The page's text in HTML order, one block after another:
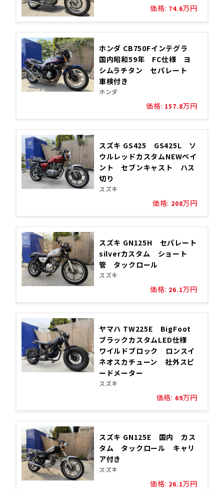
価格: 74.6万円
ホンダ CB750Fインテグラ
国内昭和59年 FC仕様 ヨ
シムラチタン セパレート
車検付き
ホンダ
価格: 157.8万円
スズキ GS425 GS425L ソ
ウルレッドカスタムNEWペイ
ント セブンキャスト ハス
切り
スズキ
価格: 208万円
スズキ GN125H セパレート
silverカスタム ショート
管 タックロール
スズキ
価格: 26.1万円
ヤマハ TW225E BigFoot
ブラックカスタムLED仕様
ワイルドブロック ロンスイ
ネオスカチューン 社外スピ
ードメーター
スズキ
価格: 69万円
スズキ GN125E 国内 カス
タム タックロール キャリ
ア付き
スズキ
価格: 26.1万円